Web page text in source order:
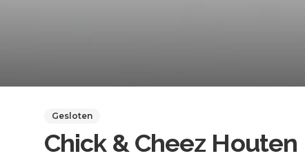
Gesloten
Chick & Cheez Houten